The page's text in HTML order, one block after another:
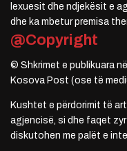
lexuesit dhe ndjekësit e
dhe ka mbetur premisa
@Copyright
© Shkrimet e publikuara
Kosova Post (ose të
Kushtet e përdorimit të
agjencisë, si dhe faqet
diskutohen me palët e